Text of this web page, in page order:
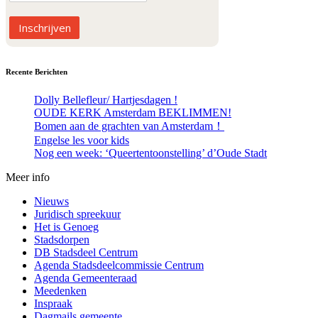
Inschrijven
Recente Berichten
Dolly Bellefleur/ Hartjesdagen !
OUDE KERK Amsterdam BEKLIMMEN!
Bomen aan de grachten van Amsterdam！
Engelse les voor kids
Nog een week: ‘Queertentoonstelling’ d’Oude Stadt
Meer info
Nieuws
Juridisch spreekuur
Het is Genoeg
Stadsdorpen
DB Stadsdeel Centrum
Agenda Stadsdeelcommissie Centrum
Agenda Gemeenteraad
Meedenken
Inspraak